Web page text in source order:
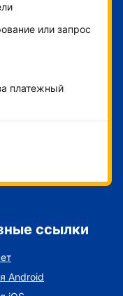
или запрос
платежный
ссылки
Android